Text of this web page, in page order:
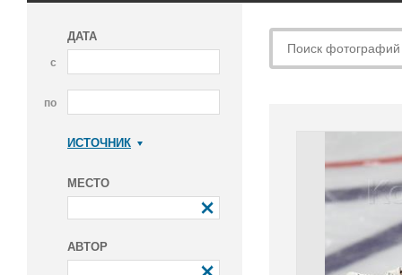
ДАТА
с
по
ИСТОЧНИК
МЕСТО
АВТОР